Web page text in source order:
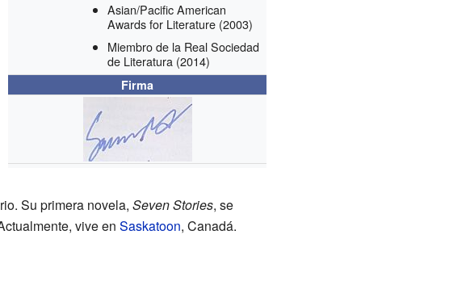
Asian/Pacific American
Awards for Literature (2003)
Miembro de la Real Sociedad
de Literatura (2014)
Firma
Su primera novela, Seven Stories, se
vive en Saskatoon, Canadá.